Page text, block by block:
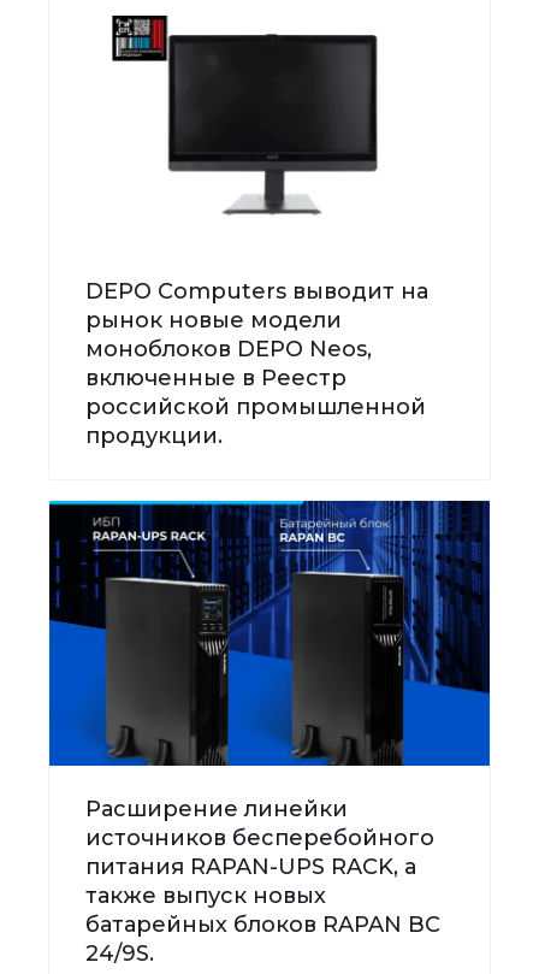
DEPO Computers выводит на
рынок новые модели
моноблоков DEPO Neos,
включенные в Реестр
российской промышленной
продукции.
Расширение линейки
источников бесперебойного
питания RAPAN-UPS RACK, а
также выпуск новых
батарейных блоков RAPAN BC
24/9S.